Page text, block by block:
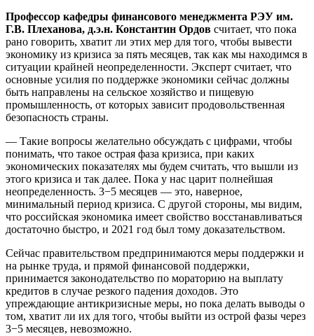
Профессор кафедры финансового менеджмента РЭУ им.
Г.В. Плеханова, д.э.н. Константин Ордов считает, что пока
рано говорить, хватит ли этих мер для того, чтобы вывести
экономику из кризиса за пять месяцев, так как мы находимся в
ситуации крайней неопределенности. Эксперт считает, что
основные усилия по поддержке экономики сейчас должны
быть направлены на сельское хозяйство и пищевую
промышленность, от которых зависит продовольственная
безопасность страны.
— Такие вопросы желательно обсуждать с цифрами, чтобы
понимать, что такое острая фаза кризиса, при каких
экономических показателях мы будем считать, что вышли из
этого кризиса и так далее. Пока у нас царит полнейшая
неопределенность. 3−5 месяцев — это, наверное,
минимальный период кризиса. С другой стороны, мы видим,
что российская экономика имеет свойство восстанавливаться
достаточно быстро, и 2021 год был тому доказательством.
Сейчас правительством предпринимаются меры поддержки и
на рынке труда, и прямой финансовой поддержки,
принимается законодательство по мораторию на выплату
кредитов в случае резкого падения доходов. Это
упреждающие антикризисные меры, но пока делать выводы о
том, хватит ли их для того, чтобы выйти из острой фазы через
3−5 месяцев, невозможно.